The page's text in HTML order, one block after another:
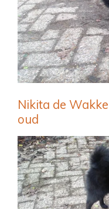
Nikita de
oud